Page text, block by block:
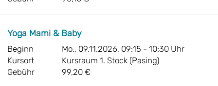
Yoga Mami & Baby
Beginn
Mo., 09.11.2026, 09:15 - 10:30 Uhr
Kursort
Kursraum 1. Stock (Pasing)
Gebühr
99,20 €